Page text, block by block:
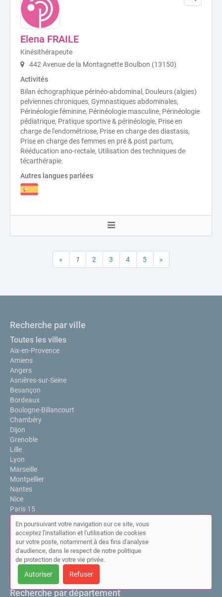
Elena FRAILE
Kinésithérapeute
442 Avenue de la Montagnette Boulbon (13150)
Activités
Bilan échographique périnéo-abdominal, Douleurs (algies)
pelviennes chroniques, Gymnastiques abdominales,
Périnéologie féminine, Périnéologie masculine, Périnéologie
pédiatrique, Pratique sportive & périnéologie, Prise en
charge de l'endométriose, Prise en charge des diastasis,
Prise en charge des femmes en pré & post partum,
Rééducation ano-rectale, Utilisation des techniques de
técarthérapie.
Autres langues parlées
« 1 2 3 4 5 »
Recherche par ville
Toutes les villes
Aix-en-Provence
Amiens
Angers
Asnières-sur-Seine
Besançon
Bordeaux
Boulogne-Billancourt
Chambéry
Dijon
Grenoble
Lille
Lyon
Marseille
Montpellier
Nantes
Nice
Paris 15
Rennes
Roubaix
Saint-Denis
Saint-Pierre
Strasbourg
Toulouse
Villeurbanne
Recherche par département
En poursuivant votre navigation sur ce site, vous
acceptez l'installation et l'utilisation de cookies
sur votre poste, notamment à des fins d'analyse
d'audience, dans le respect de notre politique
de protection de votre vie privée.
Autoriser Refuser